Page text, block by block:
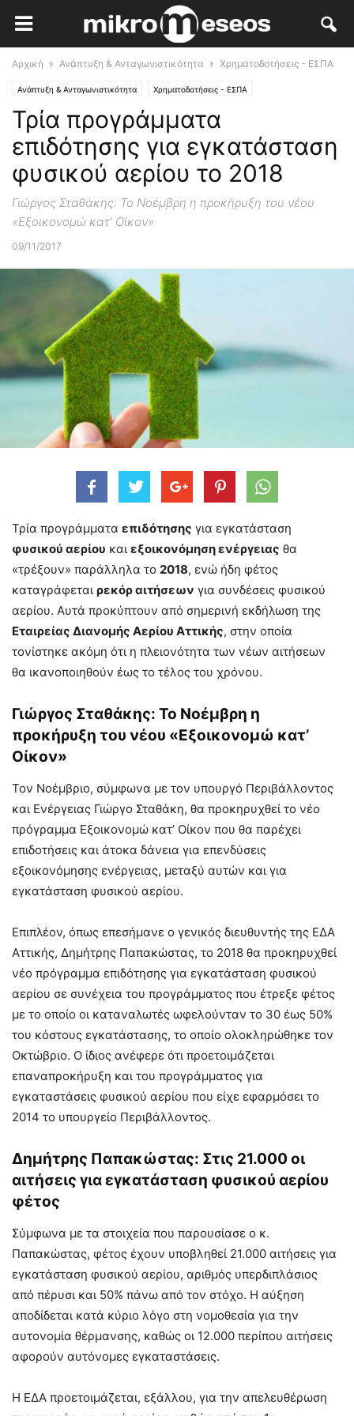
Αρχική Ανάπτυξη & Ανταγωνιστικότητα Χρηματοδοτήσεις - ΕΣΠΑ
Ανάπτυξη & Ανταγωνιστικότητα Χρηματοδοτήσεις - ΕΣΠΑ
Τρία προγράμματα
επιδότησης για εγκατάσταση
φυσικού αερίου το 2018
Γιώργος Σταθάκης: Το Νοέμβρη η προκήρυξη του νέου
«Εξοικονομώ κατ' Οίκον»
09/11/2017
Τρία προγράμματα επιδότησης για εγκατάσταση
φυσικού αερίου και εξοικονόμηση ενέργειας θα
«τρέξουν» παράλληλα το 2018, ενώ ήδη φέτος
καταγράφεται ρεκόρ αιτήσεων για συνδέσεις φυσικού
αερίου. Αυτά προκύπτουν από σημερινή εκδήλωση της
Εταιρείας Διανομής Αερίου Αττικής, στην οποία
τονίστηκε ακόμη ότι η πλειονότητα των νέων αιτήσεων
θα ικανοποιηθούν έως το τέλος του χρόνου.
Γιώργος Σταθάκης: Το Νοέμβρη η
προκήρυξη του νέου «Εξοικονομώ κατ’
Οίκον»
Τον Νοέμβριο, σύμφωνα με τον υπουργό Περιβάλλοντος
και Ενέργειας Γιώργο Σταθάκη, θα προκηρυχθεί το νέο
πρόγραμμα Εξοικονομώ κατ’ Οίκον που θα παρέχει
επιδοτήσεις και άτοκα δάνεια για επενδύσεις
εξοικονόμησης ενέργειας, μεταξύ αυτών και για
εγκατάσταση φυσικού αερίου.
Επιπλέον, όπως επεσήμανε ο γενικός διευθυντής της ΕΔΑ
Αττικής, Δημήτρης Παπακώστας, το 2018 θα προκηρυχθεί
νέο πρόγραμμα επιδότησης για εγκατάσταση φυσικού
αερίου σε συνέχεια του προγράμματος που έτρεξε φέτος
με το οποίο οι καταναλωτές ωφελούνταν το 30 έως 50%
του κόστους εγκατάστασης, το οποίο ολοκληρώθηκε τον
Οκτώβριο. Ο ίδιος ανέφερε ότι προετοιμάζεται
επαναπροκήρυξη και του προγράμματος για
εγκαταστάσεις φυσικού αερίου που είχε εφαρμόσει το
2014 το υπουργείο Περιβάλλοντος.
Δημήτρης Παπακώστας: Στις 21.000 οι
αιτήσεις για εγκατάσταση φυσικού αερίου
φέτος
Σύμφωνα με τα στοιχεία που παρουσίασε ο κ.
Παπακώστας, φέτος έχουν υποβληθεί 21.000 αιτήσεις για
εγκατάσταση φυσικού αερίου, αριθμός υπερδιπλάσιος
από πέρυσι και 50% πάνω από τον στόχο. Η αύξηση
αποδίδεται κατά κύριο λόγο στη νομοθεσία για την
αυτονομία θέρμανσης, καθώς οι 12.000 περίπου αιτήσεις
αφορούν αυτόνομες εγκαταστάσεις.
Η ΕΔΑ προετοιμάζεται, εξάλλου, για την απελευθέρωση